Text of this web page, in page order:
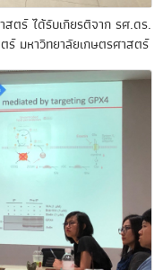
สตร์ ได้รับเกียรติจาก รศ.ดร.
ร์ มหาวิทยาลัยเกษตรศาสตร์